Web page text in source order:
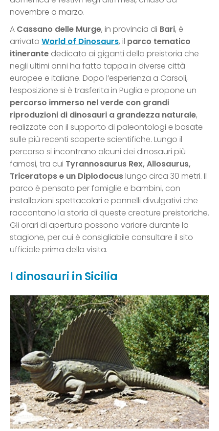
novembre a marzo.
A Cassano delle Murge, in provincia di Bari, è
arrivato World of Dinosaurs, il parco tematico
itinerante dedicato ai giganti della preistoria che
negli ultimi anni ha fatto tappa in diverse città
europee e italiane. Dopo l’esperienza a Carsoli,
l’esposizione si è trasferita in Puglia e propone un
percorso immerso nel verde con grandi
riproduzioni di dinosauri a grandezza naturale,
realizzate con il supporto di paleontologi e basate
sulle più recenti scoperte scientifiche. Lungo il
percorso si incontrano alcuni dei dinosauri più
famosi, tra cui Tyrannosaurus Rex, Allosaurus,
Triceratops e un Diplodocuslungo circa 30 metri. Il
parco è pensato per famiglie e bambini, con
installazioni spettacolari e pannelli divulgativi che
raccontano la storia di queste creature preistoriche.
Gli orari di apertura possono variare durante la
stagione, per cui è consigliabile consultare il sito
ufficiale prima della visita.
I dinosauri in Sicilia